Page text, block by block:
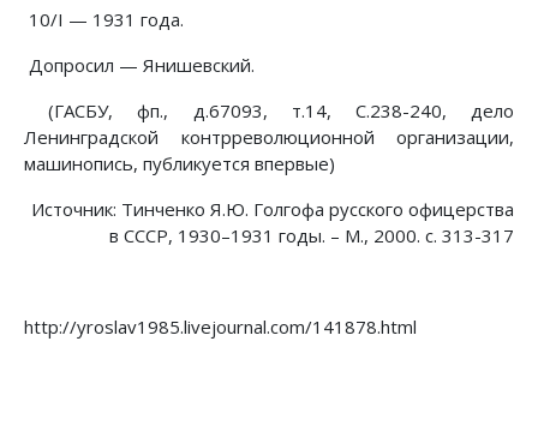
10/I — 1931 года.
Допросил — Янишевский.
(ГАСБУ, фп., д.67093, т.14, С.238-240, дело
Ленинградской контрреволюционной организации,
машинопись, публикуется впервые)
Источник: Тинченко Я.Ю. Голгофа русского офицерства
в СССР, 1930–1931 годы. – М., 2000. с. 313-317
http://yroslav1985.livejournal.com/141878.html